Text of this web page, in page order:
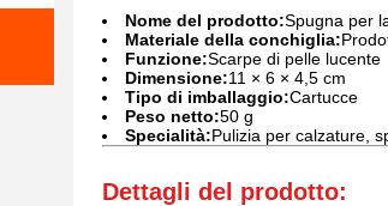
Nome del prodotto:Spugna per
Materiale della conchiglia:
Funzione:Scarpe di pelle lucente
Dimensione:11 × 6 × 4,5 cm
Tipo di imballaggio:Cartucce
Peso netto:50 g
Specialità:Pulizia per calzature,
Dettagli del prodotto: